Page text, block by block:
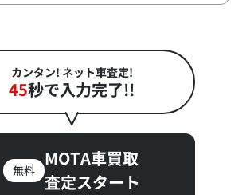
カンタン! ネット車査定!
45秒で入力完了!!
無料
MOTA車買取
査定スタート